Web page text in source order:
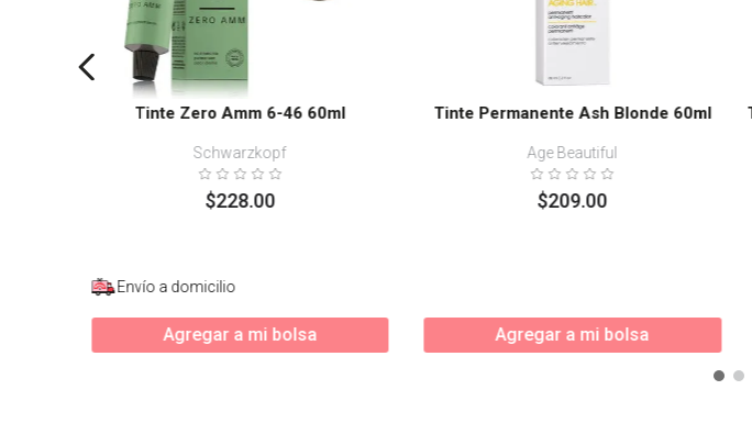
Tinte Zero Amm 6-46 60ml
Schwarzkopf
$228.00
Envío a domicilio
Agregar a mi bolsa
Tinte Permanente Ash Blonde 60ml
Age Beautiful
$209.00
Agregar a mi bolsa